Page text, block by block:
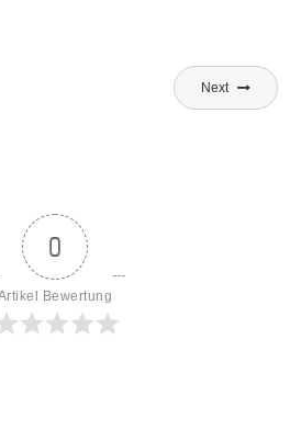
Next
0
Bewertung